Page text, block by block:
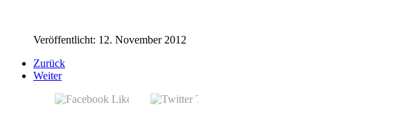
Veröffentlicht: 12. November 2012
Zurück
Weiter